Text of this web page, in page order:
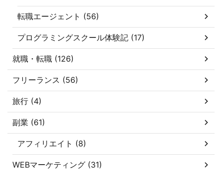
転職エージェント (56)
プログラミングスクール体験記 (17)
就職・転職 (126)
フリーランス (56)
旅行 (4)
副業 (61)
アフィリエイト (8)
WEBマーケティング (31)